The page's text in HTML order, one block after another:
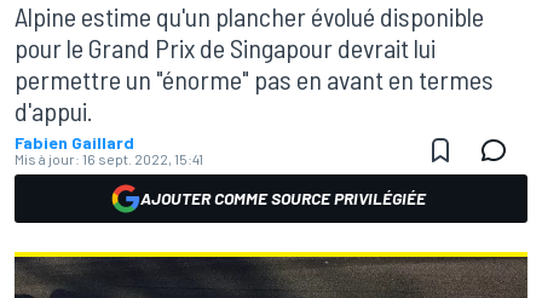
Alpine estime qu'un plancher évolué disponible
pour le Grand Prix de Singapour devrait lui
permettre un "énorme" pas en avant en termes
d'appui.
Fabien Gaillard
Mis à jour: 16 sept. 2022, 15:41
AJOUTER COMME SOURCE PRIVILÉGIÉE